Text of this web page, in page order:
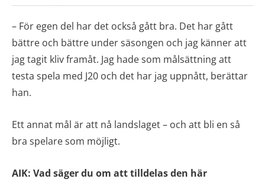
– För egen del har det också gått bra. Det har gått
bättre och bättre under säsongen och jag känner att
jag tagit kliv framåt. Jag hade som målsättning att
testa spela med J20 och det har jag uppnått, berättar
han.
Ett annat mål är att nå landslaget – och att bli en så
bra spelare som möjligt.
AIK: Vad säger du om att tilldelas den här